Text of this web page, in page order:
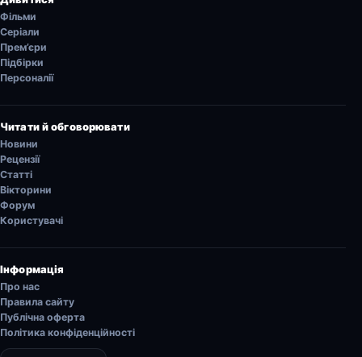
Фільми
Серіали
Прем’єри
Підбірки
Персоналії
Читати й обговорювати
Новини
Рецензії
Статті
Вікторини
Форум
Користувачі
Інформація
Про нас
Правила сайту
Публічна оферта
Політика конфіденційності